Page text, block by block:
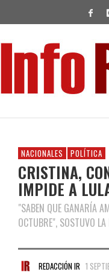
NACIONALES POLÍTICA
CRISTINA,
IMPIDE A
"SABEN QUE GANARÍA
OCTUBRE", SOSTUVO
REDACCIÓN IR 1